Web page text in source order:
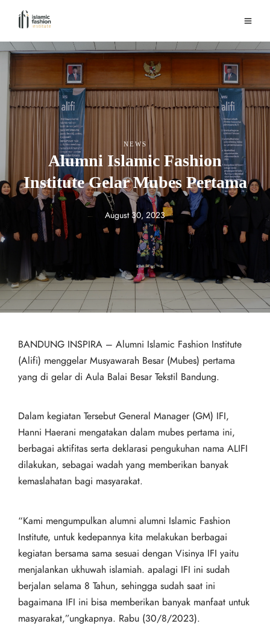
NEWS
Alumni Islamic Fashion
Institute Gelar Mubes Pertama
August 30, 2023
BANDUNG INSPIRA – Alumni Islamic Fashion Institute
(Alifi) menggelar Musyawarah Besar (Mubes) pertama
yang di gelar di Aula Balai Besar Tekstil Bandung.
Dalam kegiatan Tersebut General Manager (GM) IFI,
Hanni Haerani mengatakan dalam mubes pertama ini,
berbagai aktifitas serta deklarasi pengukuhan nama ALIFI
dilakukan, sebagai wadah yang memberikan banyak
kemaslahatan bagi masyarakat.
“Kami mengumpulkan alumni alumni Islamic Fashion
Institute, untuk kedepannya kita melakukan berbagai
kegiatan bersama sama sesuai dengan Visinya IFI yaitu
menjalankan ukhuwah islamiah. apalagi IFI ini sudah
berjalan selama 8 Tahun, sehingga sudah saat ini
bagaimana IFI ini bisa memberikan banyak manfaat untuk
masyarakat,”ungkapnya. Rabu (30/8/2023).